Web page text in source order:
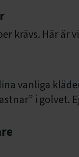
krävs. Här är
vanliga
i golvet.